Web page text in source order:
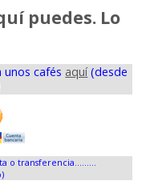
puedes. Lo
cafés aquí(desde
o transferencia.........